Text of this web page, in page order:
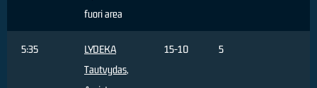
fuori area
5:35
LYDEKA
Tautvydas,
15-10 5